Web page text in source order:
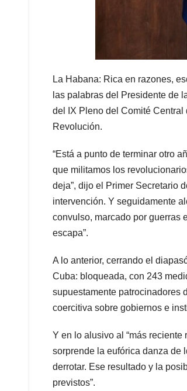
La Habana: Rica en razones,
las palabras del Presidente de
del IX Pleno del Comité
Revolución.
“Está a punto de terminar otro
que militamos los
deja”, dijo el Primer Secretario
intervención. Y seguidamente
convulso, marcado por guerras
escapa”.
A lo anterior, cerrando el
Cuba: bloqueada, con 243
supuestamente patrocinadores
coercitiva sobre gobiernos e
Y en lo alusivo al “más
sorprende la eufórica danza de
derrotar. Ese resultado y la
previstos”.